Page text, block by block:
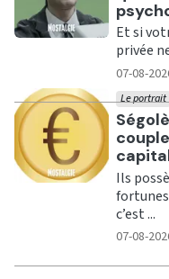
Et si
privée
07-08-
Le portrait
Ils
c’est ...
07-08-